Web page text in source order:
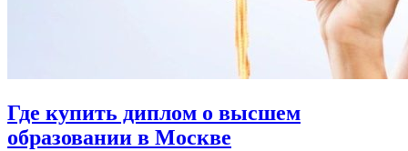
Где купить диплом о высшем
образовании в Москве